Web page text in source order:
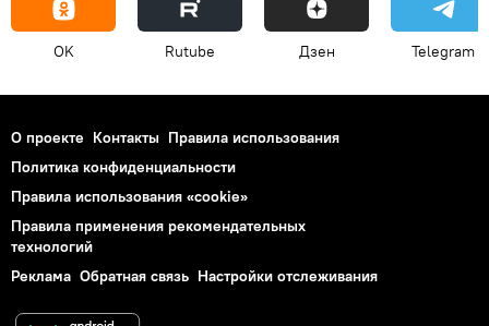
OK Rutube Дзен Telegram
О проекте Контакты Правила использования
Политика конфиденциальности
Правила использования «cookie»
Правила применения рекомендательных
технологий
Реклама Обратная связь Настройки отслеживания